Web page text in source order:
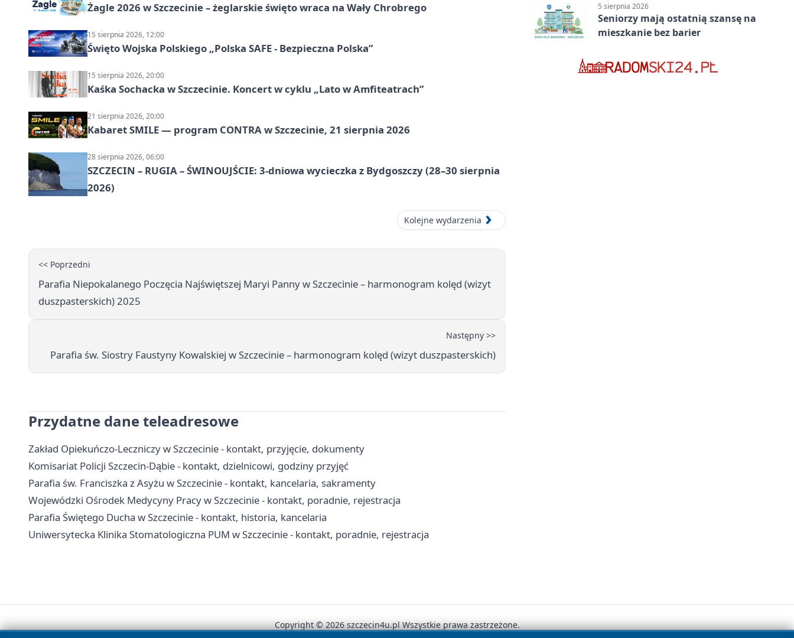
Żagle 2026 w Szczecinie – żeglarskie święto wraca na Wały Chrobrego
15 sierpnia 2026, 12:00
Święto Wojska Polskiego „Polska SAFE - Bezpieczna Polska”
15 sierpnia 2026, 20:00
Kaśka Sochacka w Szczecinie. Koncert w cyklu „Lato w Amfiteatrach”
21 sierpnia 2026, 20:00
Kabaret SMILE — program CONTRA w Szczecinie, 21 sierpnia 2026
28 sierpnia 2026, 06:00
SZCZECIN – RUGIA – ŚWINOUJŚCIE: 3-dniowa wycieczka z Bydgoszczy (28–30 sierpnia
2026)
Kolejne wydarzenia
<< Poprzedni
Parafia Niepokalanego Poczęcia Najświętszej Maryi Panny w Szczecinie – harmonogram kolęd (wizyt
duszpasterskich) 2025
Następny >>
Parafia św. Siostry Faustyny Kowalskiej w Szczecinie – harmonogram kolęd (wizyt duszpasterskich)
Przydatne dane teleadresowe
Zakład Opiekuńczo-Leczniczy w Szczecinie - kontakt, przyjęcie, dokumenty
Komisariat Policji Szczecin-Dąbie - kontakt, dzielnicowi, godziny przyjęć
Parafia św. Franciszka z Asyżu w Szczecinie - kontakt, kancelaria, sakramenty
Wojewódzki Ośrodek Medycyny Pracy w Szczecinie - kontakt, poradnie, rejestracja
Parafia Świętego Ducha w Szczecinie - kontakt, historia, kancelaria
Uniwersytecka Klinika Stomatologiczna PUM w Szczecinie - kontakt, poradnie, rejestracja
stracił dwubramkowe prowadzenie
5 sierpnia 2026
Seniorzy mają ostatnią szansę na
mieszkanie bez barier
Copyright © 2026 szczecin4u.pl Wszystkie prawa zastrzeżone.